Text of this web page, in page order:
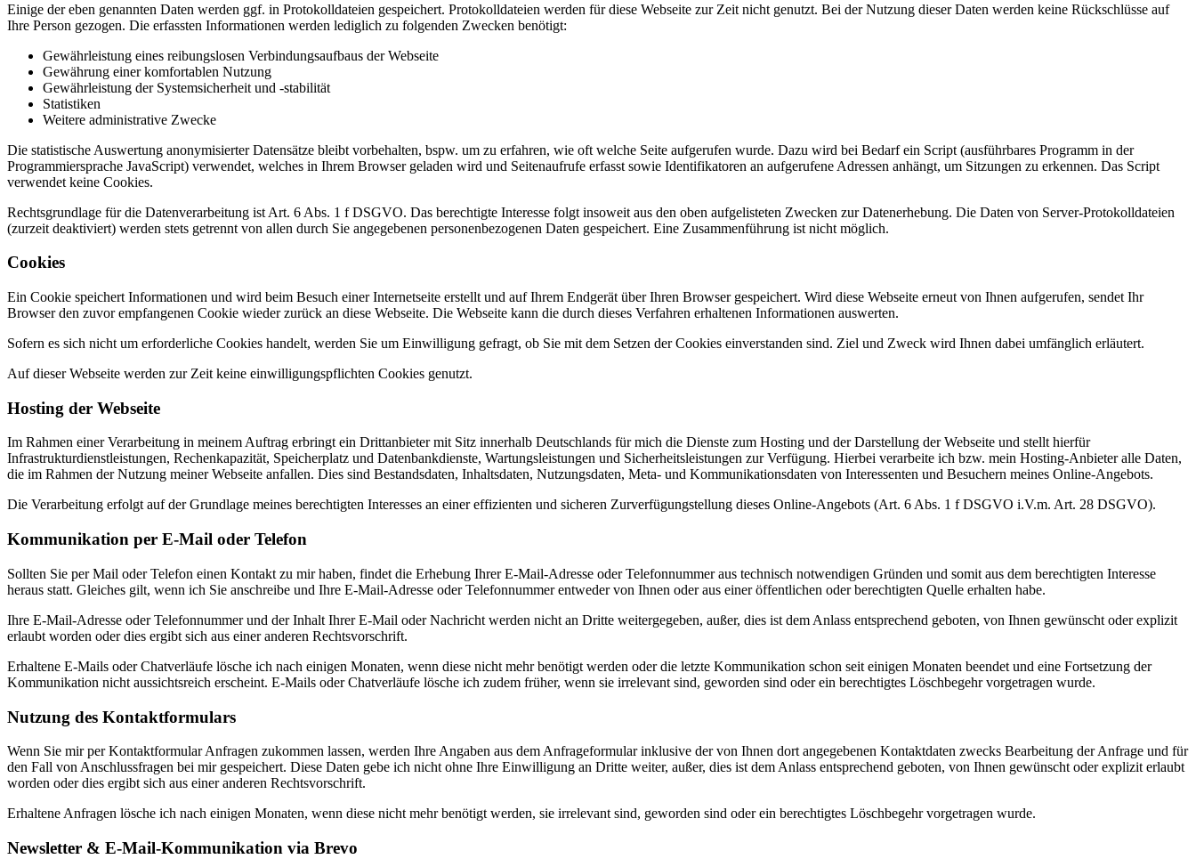
Einige der eben genannten Daten werden ggf. in Protokolldateien gespeichert. Protokolldateien werden für diese Webseite zur Zeit nicht genutzt. Bei der Nutzung dieser Daten werden keine Rückschlüsse auf
Ihre Person gezogen. Die erfassten Informationen werden lediglich zu folgenden Zwecken benötigt:
Gewährleistung eines reibungslosen Verbindungsaufbaus der Webseite
Gewährung einer komfortablen Nutzung
Gewährleistung der Systemsicherheit und -stabilität
Statistiken
Weitere administrative Zwecke
Die statistische Auswertung anonymisierter Datensätze bleibt vorbehalten, bspw. um zu erfahren, wie oft welche Seite aufgerufen wurde. Dazu wird bei Bedarf ein Script (ausführbares Programm in der
Programmiersprache JavaScript) verwendet, welches in Ihrem Browser geladen wird und Seitenaufrufe erfasst sowie Identifikatoren an aufgerufene Adressen anhängt, um Sitzungen zu erkennen. Das Script
verwendet keine Cookies.
Rechtsgrundlage für die Datenverarbeitung ist Art. 6 Abs. 1 f DSGVO. Das berechtigte Interesse folgt insoweit aus den oben aufgelisteten Zwecken zur Datenerhebung. Die Daten von Server-Protokolldateien
(zurzeit deaktiviert) werden stets getrennt von allen durch Sie angegebenen personenbezogenen Daten gespeichert. Eine Zusammenführung ist nicht möglich.
Cookies
Ein Cookie speichert Informationen und wird beim Besuch einer Internetseite erstellt und auf Ihrem Endgerät über Ihren Browser gespeichert. Wird diese Webseite erneut von Ihnen aufgerufen, sendet Ihr
Browser den zuvor empfangenen Cookie wieder zurück an diese Webseite. Die Webseite kann die durch dieses Verfahren erhaltenen Informationen auswerten.
Sofern es sich nicht um erforderliche Cookies handelt, werden Sie um Einwilligung gefragt, ob Sie mit dem Setzen der Cookies einverstanden sind. Ziel und Zweck wird Ihnen dabei umfänglich erläutert.
Auf dieser Webseite werden zur Zeit keine einwilligungspflichten Cookies genutzt.
Hosting der Webseite
Im Rahmen einer Verarbeitung in meinem Auftrag erbringt ein Drittanbieter mit Sitz innerhalb Deutschlands für mich die Dienste zum Hosting und der Darstellung der Webseite und stellt hierfür
Infrastrukturdienstleistungen, Rechenkapazität, Speicherplatz und Datenbankdienste, Wartungsleistungen und Sicherheitsleistungen zur Verfügung. Hierbei verarbeite ich bzw. mein Hosting-Anbieter alle Daten,
die im Rahmen der Nutzung meiner Webseite anfallen. Dies sind Bestandsdaten, Inhaltsdaten, Nutzungsdaten, Meta- und Kommunikationsdaten von Interessenten und Besuchern meines Online-Angebots.
Die Verarbeitung erfolgt auf der Grundlage meines berechtigten Interesses an einer effizienten und sicheren Zurverfügungstellung dieses Online-Angebots (Art. 6 Abs. 1 f DSGVO i.V.m. Art. 28 DSGVO).
Kommunikation per E-Mail oder Telefon
Sollten Sie per Mail oder Telefon einen Kontakt zu mir haben, findet die Erhebung Ihrer E-Mail-Adresse oder Telefonnummer aus technisch notwendigen Gründen und somit aus dem berechtigten Interesse
heraus statt. Gleiches gilt, wenn ich Sie anschreibe und Ihre E-Mail-Adresse oder Telefonnummer entweder von Ihnen oder aus einer öffentlichen oder berechtigten Quelle erhalten habe.
Ihre E-Mail-Adresse oder Telefonnummer und der Inhalt Ihrer E-Mail oder Nachricht werden nicht an Dritte weitergegeben, außer, dies ist dem Anlass entsprechend geboten, von Ihnen gewünscht oder explizit
erlaubt worden oder dies ergibt sich aus einer anderen Rechtsvorschrift.
Erhaltene E-Mails oder Chatverläufe lösche ich nach einigen Monaten, wenn diese nicht mehr benötigt werden oder die letzte Kommunikation schon seit einigen Monaten beendet und eine Fortsetzung der
Kommunikation nicht aussichtsreich erscheint. E-Mails oder Chatverläufe lösche ich zudem früher, wenn sie irrelevant sind, geworden sind oder ein berechtigtes Löschbegehr vorgetragen wurde.
Nutzung des Kontaktformulars
Wenn Sie mir per Kontaktformular Anfragen zukommen lassen, werden Ihre Angaben aus dem Anfrageformular inklusive der von Ihnen dort angegebenen Kontaktdaten zwecks Bearbeitung der Anfrage und für
den Fall von Anschlussfragen bei mir gespeichert. Diese Daten gebe ich nicht ohne Ihre Einwilligung an Dritte weiter, außer, dies ist dem Anlass entsprechend geboten, von Ihnen gewünscht oder explizit erlaubt
worden oder dies ergibt sich aus einer anderen Rechtsvorschrift.
Erhaltene Anfragen lösche ich nach einigen Monaten, wenn diese nicht mehr benötigt werden, sie irrelevant sind, geworden sind oder ein berechtigtes Löschbegehr vorgetragen wurde.
Newsletter & E-Mail-Kommunikation via Brevo